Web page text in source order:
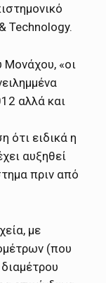
Technology.
«οι
αλλά και
ότι ειδικά η
αυξηθεί
πριν από
με
(που